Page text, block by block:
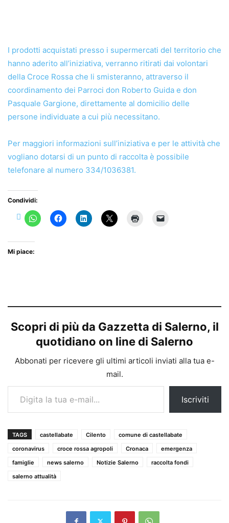
I prodotti acquistati presso i supermercati del territorio che
hanno aderito all’iniziativa, verranno ritirati dai volontari
della Croce Rossa che li smisteranno, attraverso il
coordinamento dei Parroci don Roberto Guida e don
Pasquale Gargione, direttamente al domicilio delle
persone individuate a cui più necessitano.
Per maggiori informazioni sull’iniziativa e per le attività che
vogliano dotarsi di un punto di raccolta è possibile
telefonare al numero 334/1036381.
Condividi:
Mi piace:
Scopri di più da Gazzetta di Salerno, il
quotidiano on line di Salerno
Abbonati per ricevere gli ultimi articoli inviati alla tua e-
mail.
Digita la tua e-mail...
Iscriviti
TAGS castellabate Cilento
comune di castellabate
coronavirus
croce rossa agropoli Cronaca
emergenza
famiglie
news salerno Notizie Salerno
raccolta fondi
salerno attualità